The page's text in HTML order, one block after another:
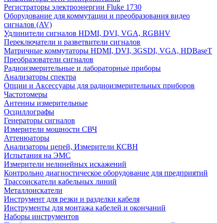
Регистраторы электроэнергии Fluke 1730
Оборудование для коммутации и преобразования видео
сигналов (AV)
Удлинители сигналов HDMI, DVI, VGA, RGBHV
Переключатели и разветвители сигналов
Матричные коммутаторы HDMI, DVI, 3GSDI, VGA, HDBaseT
Преобразователи сигналов
Радиоизмерительные и лабораторные приборы
Анализаторы спектра
Опции и Аксессуары для радиоизмерительных приборов
Частотомеры
Антенны измерительные
Осциллографы
Генераторы сигналов
Измерители мощности СВЧ
Аттенюаторы
Анализаторы цепей, Измерители КСВН
Испытания на ЭМС
Измерители нелинейных искажений
Контрольно диагностическое оборудование для предприятий
Трассоискатели кабельных линий
Металлоискатели
Инструмент для резки и разделки кабеля
Инструменты для монтажа кабелей и окончаний
Наборы инструментов